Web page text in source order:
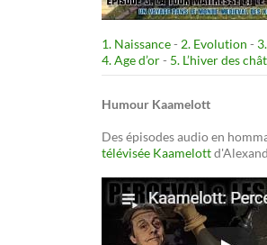
1. Naissance- 2. Evolution -
4. Age d’or- 5. L’hiver des
Humour Kaamelott
Des épisodes audio en
télévisée Kaamelott